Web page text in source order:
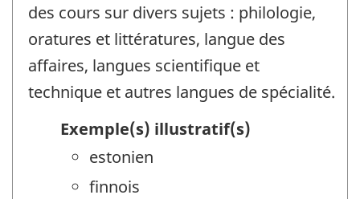
des cours sur divers sujets : philologie,
oratures et littératures, langue des
affaires, langues scientifique et
technique et autres langues de spécialité.
Exemple(s) illustratif(s)
estonien
finnois